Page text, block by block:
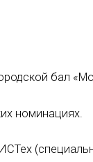
бал
номинациях.